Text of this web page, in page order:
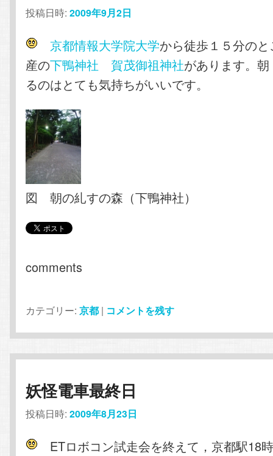
投稿日時:2009年9月2日
京都情報大学院大学から徒歩１５分の
産の下鴨神社 賀茂御祖神社があります。
るのはとても気持ちがいいです。
図 朝の糺すの森（下鴨神社）
comments
カテゴリー: 京都 | コメントを残す
妖怪電車最終日
投稿日時:2009年8月23日
ETロボコン試走会を終えて，京都駅18